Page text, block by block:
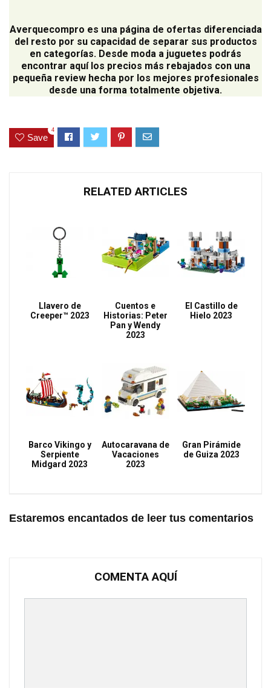
Averquecompro es una página de ofertas diferenciada
del resto por su capacidad de separar sus productos
en categorías. Desde moda a juguetes podrás
encontrar aquí los precios más rebajados con una
pequeña review hecha por los mejores profesionales
desde una forma totalmente objetiva.
Save
4
RELATED ARTICLES
Llavero de
Creeper™ 2023
Cuentos e
Historias: Peter
Pan y Wendy
2023
El Castillo de
Hielo 2023
Barco Vikingo y
Serpiente
Midgard 2023
Autocaravana de
Vacaciones
2023
Gran Pirámide
de Guiza 2023
Estaremos encantados de leer tus comentarios
COMENTA AQUÍ